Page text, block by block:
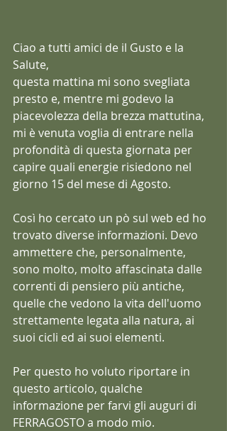
Ciao a tutti amici de il Gusto e la
Salute,
questa mattina mi sono svegliata
presto e, mentre mi godevo la
piacevolezza della brezza mattutina,
mi è venuta voglia di entrare nella
profondità di questa giornata per
capire quali energie risiedono nel
giorno 15 del mese di Agosto.
Così ho cercato un pò sul web ed ho
trovato diverse informazioni. Devo
ammettere che, personalmente,
sono molto, molto affascinata dalle
correnti di pensiero più antiche,
quelle che vedono la vita dell'uomo
strettamente legata alla natura, ai
suoi cicli ed ai suoi elementi.
Per questo ho voluto riportare in
questo articolo, qualche
informazione per farvi gli auguri di
FERRAGOSTO a modo mio.